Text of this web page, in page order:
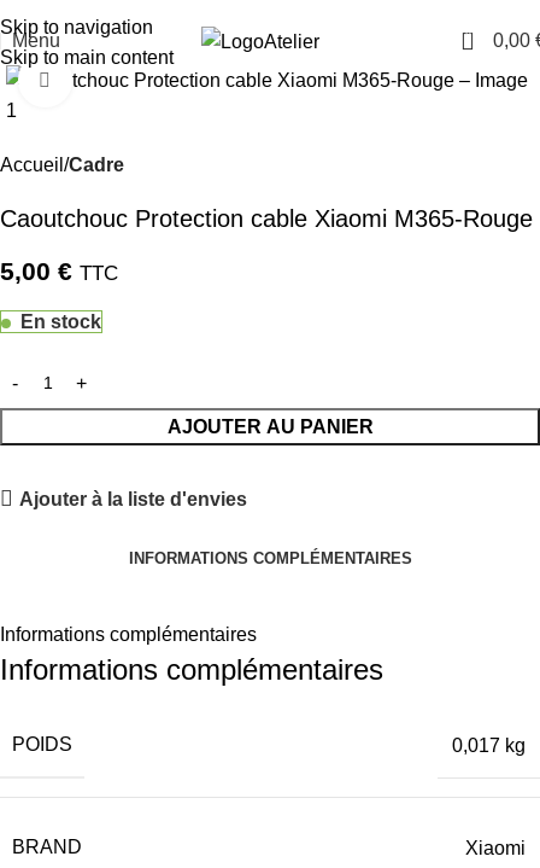
Skip to navigation
Skip to main content
Menu Atelier 0 0,00
Cliquez pour agrandir
Accueil Cadre
Caoutchouc Protection cable Xiaomi M365-Rouge
5,00 € TTC
En stock
AJOUTER AU PANIER
Ajouter à la liste d'envies
INFORMATIONS COMPLÉMENTAIRES
Informations complémentaires
Informations complémentaires
POIDS 0,017 kg
BRAND Xiaomi